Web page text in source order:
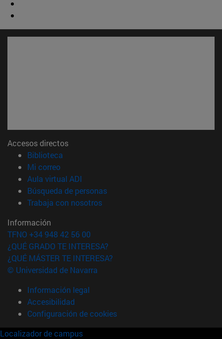
Accesos directos
Biblioteca
Mi correo(abre en nueva ventana)
Aula virtual ADI
Búsqueda de personas(abre en nueva ventana)
Trabaja con nosotros(abre en nueva ventana)
Información
TFNO +34 948 42 56 00
¿QUÉ GRADO TE INTERESA?
¿QUÉ MÁSTER TE INTERESA?
© Universidad de Navarra
Información legal
Accesibilidad
Configuración de cookies
Localizador de campus